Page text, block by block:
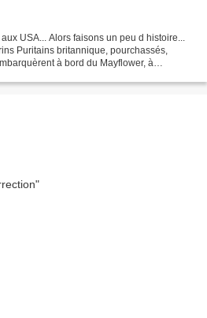
USA... Alors faisons un peu d histoire...
Puritains britannique, pourchassés,
à bord du Mayflower, à